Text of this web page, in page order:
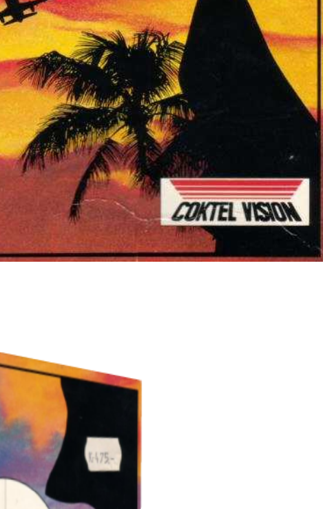
Drop your files on this page to add to the current database item